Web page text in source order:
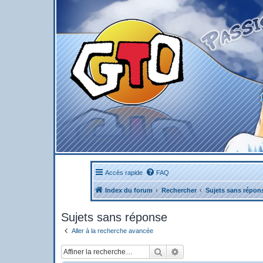
Accès rapide FAQ
Index du forum Rechercher Sujets sans
Sujets sans réponse
Aller à la recherche avancée
Rechercher